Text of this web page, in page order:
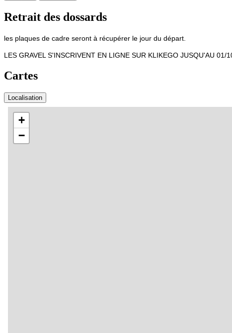
Retrait des dossards
les plaques de cadre seront à récupérer le jour du départ.
LES GRAVEL S'INSCRIVENT EN LIGNE SUR KLIKEGO JUSQU'AU
Cartes
Localisation